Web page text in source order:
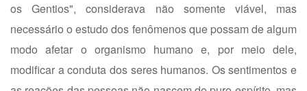
os Gentios", considerava não somente viável, mas
necessário o estudo dos fenômenos que possam de algum
modo afetar o organismo humano e, por meio dele,
modificar a conduta dos seres humanos. Os sentimentos e